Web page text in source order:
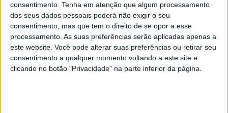
consentimento. Tenha em atenção que algum processamento
dos seus dados pessoais poderá não exigir o seu
consentimento, mas que tem o direito de se opor a esse
processamento. As suas preferências serão aplicadas apenas a
este website. Você pode alterar suas preferências ou retirar seu
consentimento a qualquer momento voltando a este site e
clicando no botão "Privacidade" na parte inferior da página.
Apaixona-te por alguém que adore a tua
companhia e escolha estar contigo sob o sol
forte ou debaixo de uma chuva fria. Alguém que